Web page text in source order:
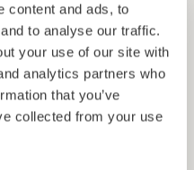
content and ads, to
to analyse our traffic.
your use of our site with
analytics partners who
that you’ve
collected from your use
6
50,6%
te lo pierdas. del objetivo